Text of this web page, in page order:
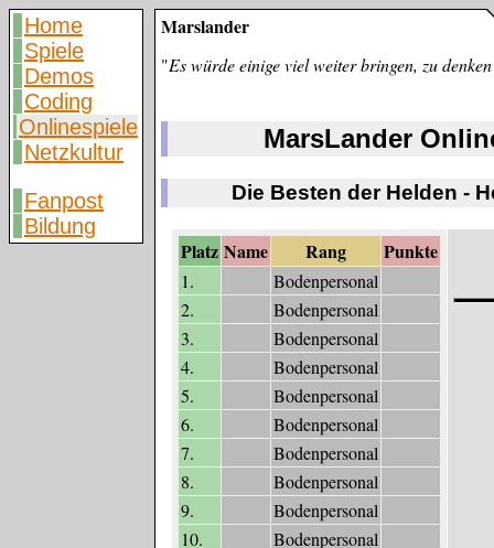
Home
Spiele
Demos
Coding
Onlinespiele
Netzkultur
Fanpost
Bildung
Marslander
"Es würde einige viel weiter bringen, zu
MarsLander
Die Besten der Helden -
Platz Name Rang Punkte
1.
Bodenpersonal
2.
Bodenpersonal
3.
Bodenpersonal
4.
Bodenpersonal
5.
Bodenpersonal
6.
Bodenpersonal
7.
Bodenpersonal
8.
Bodenpersonal
9.
Bodenpersonal
10.
Bodenpersonal